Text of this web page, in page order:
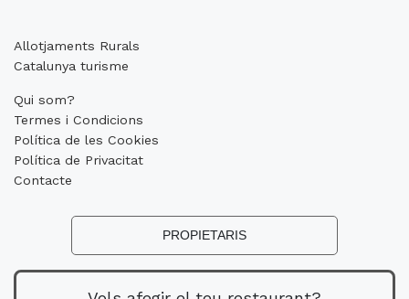
Allotjaments Rurals
Catalunya turisme
Qui som?
Termes i Condicions
Política de les Cookies
Política de Privacitat
Contacte
PROPIETARIS